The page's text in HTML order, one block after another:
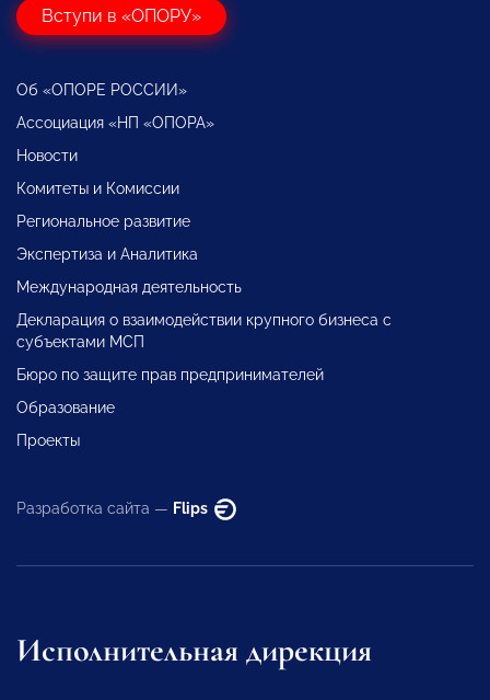
Вступи в «ОПОРУ»
Об «ОПОРЕ РОССИИ»
Ассоциация «НП «ОПОРА»
Новости
Комитеты и Комиссии
Региональное развитие
Экспертиза и Аналитика
Международная деятельность
Декларация о взаимодействии крупного бизнеса с
субъектами МСП
Бюро по защите прав предпринимателей
Образование
Проекты
Разработка сайта — Flips
Исполнительная дирекция